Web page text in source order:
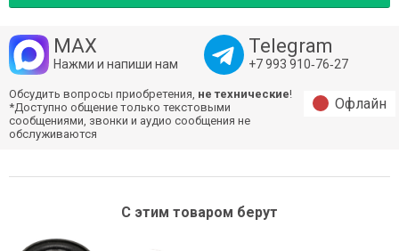
MAX
Нажми и напиши нам
Telegram
+7 993 910‑76‑27
Обсудить вопросы приобретения, не технические!
*Доступно общение только текстовыми
сообщениями, звонки и аудио сообщения не
обслуживаются
Офлайн
С этим товаром берут